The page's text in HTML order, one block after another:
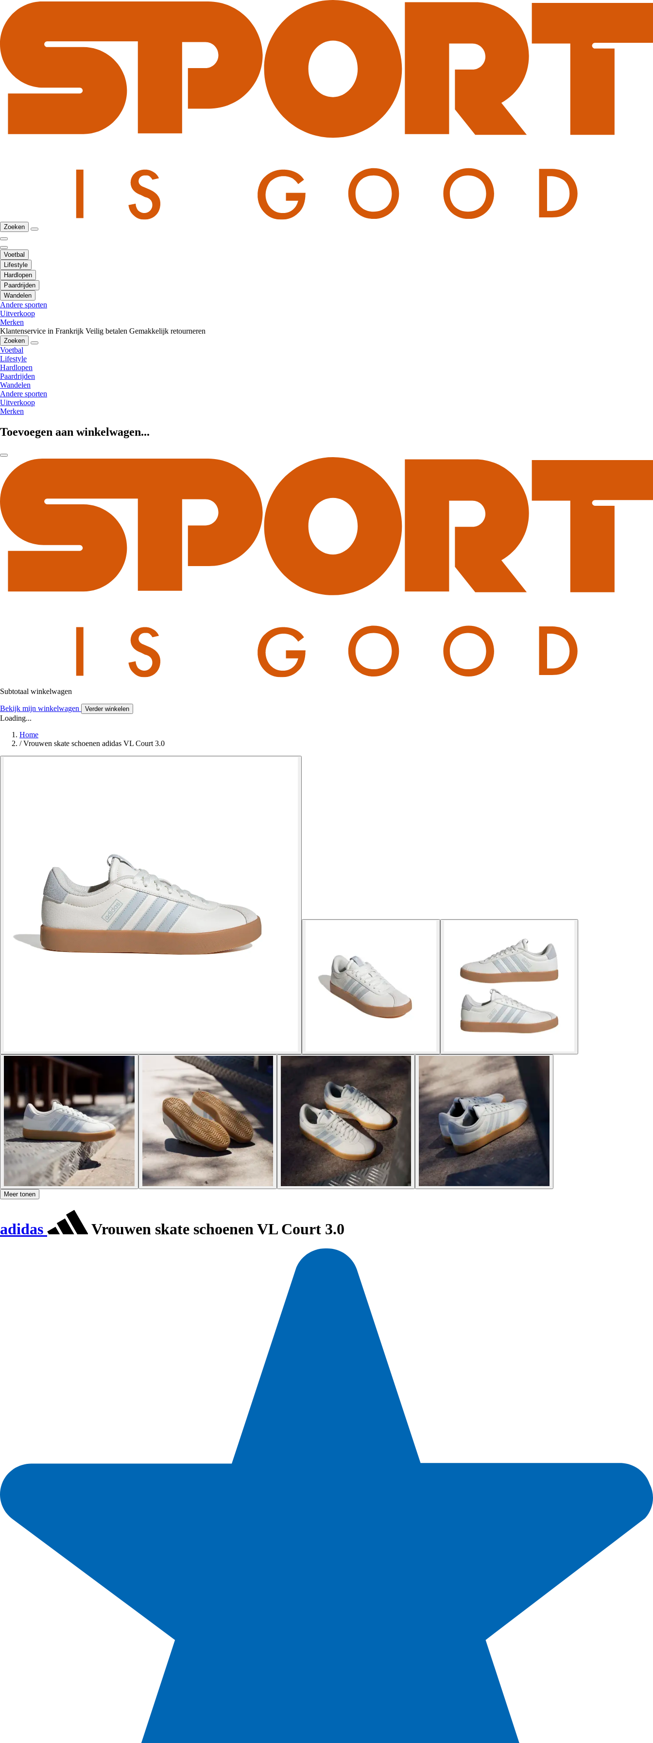
Zoeken
Voetbal
Lifestyle
Hardlopen
Paardrijden
Wandelen
Andere sporten
Uitverkoop
Merken
Klantenservice in Frankrijk Veilig betalen Gemakkelijk retourneren
Zoeken
Voetbal
Lifestyle
Hardlopen
Paardrijden
Wandelen
Andere sporten
Uitverkoop
Merken
Toevoegen aan winkelwagen...
Subtotaal winkelwagen
Bekijk mijn winkelwagen Verder winkelen
Loading...
Home
/ Vrouwen skate schoenen adidas VL Court 3.0
Meer tonen
adidas Vrouwen skate schoenen VL Court 3.0